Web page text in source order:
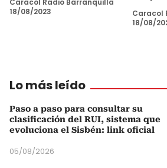
18/08/2023
Caracol
18/08/
Lo más leído
Paso a paso para consultar su
clasificación del RUI, sistema que
evoluciona el Sisbén: link oficial
05/08/2026